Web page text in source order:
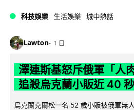
科技娛樂 生活娛樂 城中熱話
Lawton 1 日
澤連斯基怒斥俄軍「人
追殺烏克蘭小販近 40
烏克蘭克爾松一名 52 歲小販被俄軍無